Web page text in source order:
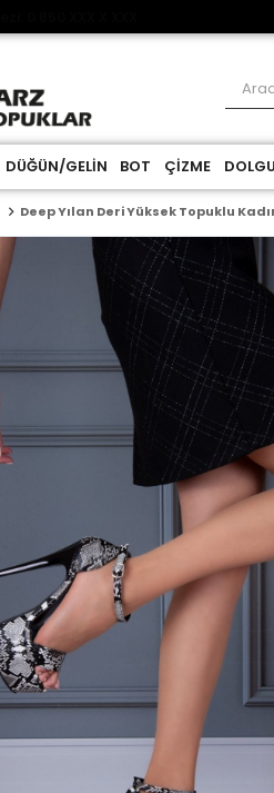
DÜĞÜN/GELİN BOT ÇİZME
Deep Yılan Deri Yüksek Topuklu